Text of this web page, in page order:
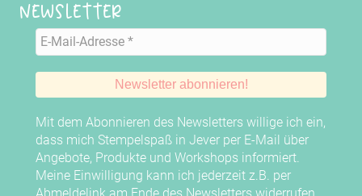
Newsletter
Mit dem Abonnieren des Newsletters willige ich ein,
dass mich Stempelspaß in Jever per E-Mail über
Angebote, Produkte und Workshops informiert.
Meine Einwilligung kann ich jederzeit z.B. per